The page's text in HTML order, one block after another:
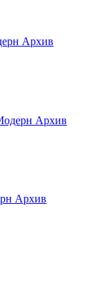
Архив
Архив
Архив